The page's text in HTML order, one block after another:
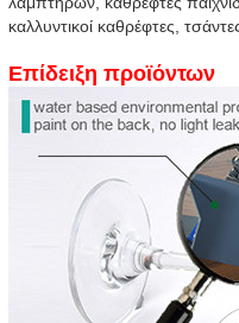
καλλυντικοί καθρέφτες,
Επίδειξη προϊόντων